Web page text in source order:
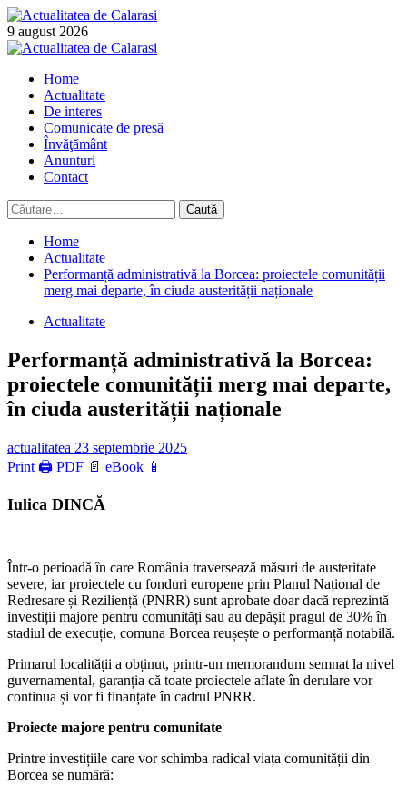
Skip
to
content
9 august 2026
Primary
Home
Actualitate
De interes
Comunicate de presă
Învăţământ
Anunturi
Contact
Caută
după:
Home
Actualitate
Performanță administrativă la Borcea: proiectele comunității
merg mai departe, în ciuda austerității naționale
Actualitate
Performanță administrativă la Borcea:
proiectele comunității merg mai departe,
în ciuda austerității naționale
actualitatea 23 septembrie 2025
Print 🖨 PDF 📄 eBook 📱
Iulica DINCĂ
Într-o perioadă în care România traversează măsuri de austeritate
severe, iar proiectele cu fonduri europene prin Planul Național de
Redresare și Reziliență (PNRR) sunt aprobate doar dacă reprezintă
investiții majore pentru comunități sau au depășit pragul de 30% în
stadiul de execuție, comuna Borcea reușește o performanță notabilă.
Primarul localității a obținut, printr-un memorandum semnat la nivel
guvernamental, garanția că toate proiectele aflate în derulare vor
continua și vor fi finanțate în cadrul PNRR.
Proiecte majore pentru comunitate
Printre investițiile care vor schimba radical viața comunității din
Borcea se numără: